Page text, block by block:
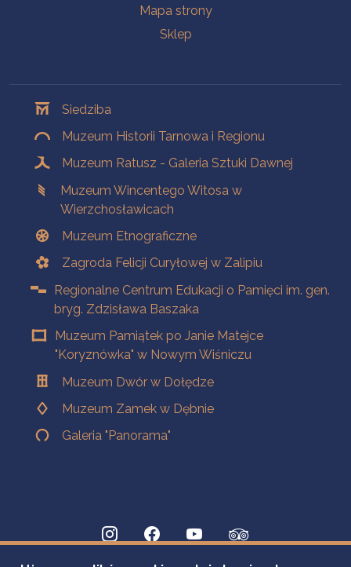
Mapa strony
Sklep
Siedziba
Muzeum Historii Tarnowa i Regionu
Muzeum Ratusz - Galeria Sztuki Dawnej
Muzeum Wincentego Witosa w
Wierzchosławicach
Muzeum Etnograficzne
Zagroda Felicji Curyłowej w Zalipiu
Regionalne Centrum Edukacji o Pamięci im. gen.
bryg. Zdzisława Baszaka
Muzeum Pamiątek po Janie Matejce
"Koryznówka" w Nowym Wiśniczu
Muzeum Dwór w Dołędze
Muzeum Zamek w Dębnie
Galeria "Panorama"